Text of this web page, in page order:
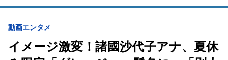
動画エンタメ
イメージ激変！諸國沙代子アナ、夏休